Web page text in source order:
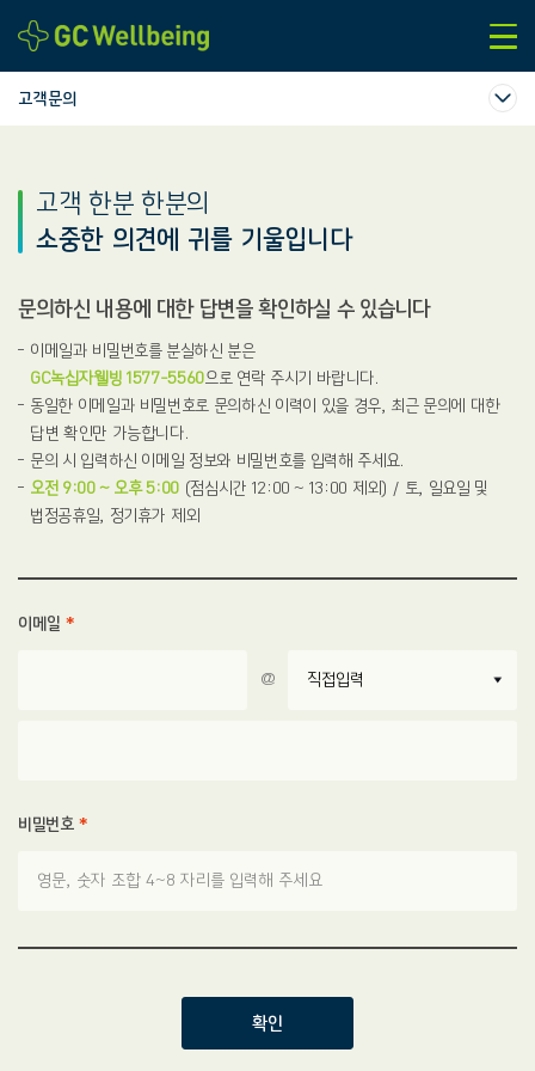
고객문의
고객 한분 한분의
소중한 의견에 귀를 기울입니다
문의하신 내용에 대한 답변을 확인하실 수 있습니다
이메일과 비밀번호를 분실하신 분은
GC녹십자웰빙 1577-5560으로 연락 주시기 바랍니다.
동일한 이메일과 비밀번호로 문의하신 이력이 있을 경우, 최근 문의에 대한
답변 확인만 가능합니다.
문의 시 입력하신 이메일 정보와 비밀번호를 입력해 주세요.
오전 9:00 ~ 오후 5:00 (점심시간 12:00 ~ 13:00 제외) / 토, 일요일 및
법정공휴일, 정기휴가 제외
이메일 *
@
비밀번호 *
확인